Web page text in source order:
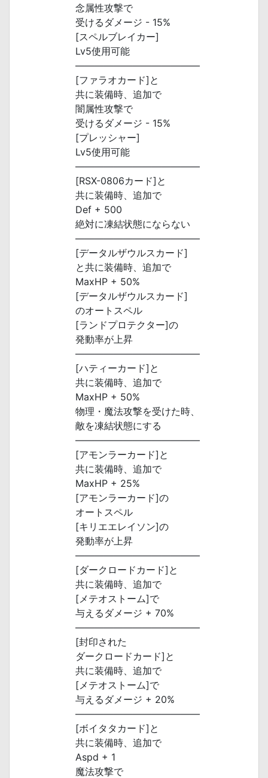
念属性攻撃で
受けるダメージ - 15%
[スペルブレイカー]
Lv5使用可能
―――――――――――――
[ファラオカード]と
共に装備時、追加で
闇属性攻撃で
受けるダメージ - 15%
[プレッシャー]
Lv5使用可能
―――――――――――――
[RSX-0806カード]と
共に装備時、追加で
Def + 500
絶対に凍結状態にならない
―――――――――――――
[データルザウルスカード]
と共に装備時、追加で
MaxHP + 50%
[データルザウルスカード]
のオートスペル
[ランドプロテクター]の
発動率が上昇
―――――――――――――
[ハティーカード]と
共に装備時、追加で
MaxHP + 50%
物理・魔法攻撃を受けた時、
敵を凍結状態にする
―――――――――――――
[アモンラーカード]と
共に装備時、追加で
MaxHP + 25%
[アモンラーカード]の
オートスペル
[キリエエレイソン]の
発動率が上昇
―――――――――――――
[ダークロードカード]と
共に装備時、追加で
[メテオストーム]で
与えるダメージ + 70%
―――――――――――――
[封印された
ダークロードカード]と
共に装備時、追加で
[メテオストーム]で
与えるダメージ + 20%
―――――――――――――
[ボイタタカード]と
共に装備時、追加で
Aspd + 1
魔法攻撃で